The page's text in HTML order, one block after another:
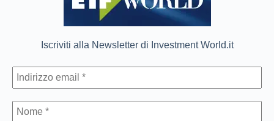
Iscriviti alla Newsletter di Investment World.it